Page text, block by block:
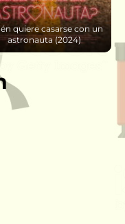
Angela – El Ángel de la
Muerte (2021)